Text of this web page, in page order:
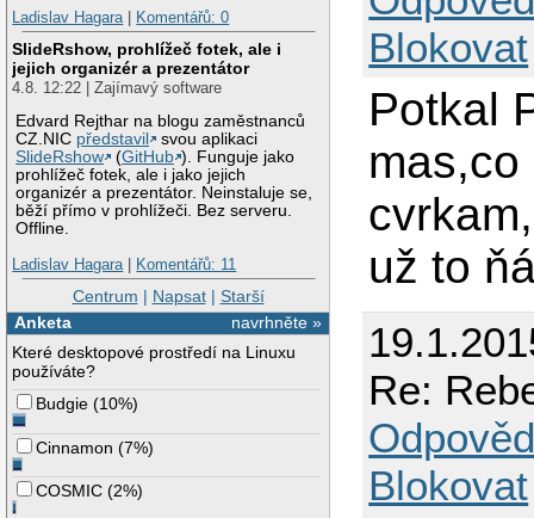
Ladislav Hagara| Komentářů: 0
SlideRshow, prohlížeč fotek, ale i
jejich organizér a prezentátor
4.8. 12:22 | Zajímavý software
Edvard Rejthar na blogu zaměstnanců
CZ.NIC představil
svou aplikaci
SlideRshow
(GitHub ). Funguje jako
prohlížeč fotek, ale i jako jejich
organizér a prezentátor. Neinstaluje se,
běží přímo v prohlížeči. Bez serveru.
Offline.
Ladislav Hagara| Komentářů: 11
Centrum | Napsat| Starší
navrhněte »
Anketa
Které desktopové prostředí na Linuxu
používáte?
Budgie (10%)
Cinnamon (7%)
COSMIC (2%)
Blokovat
Potkal
už to
Re:
Blokovat